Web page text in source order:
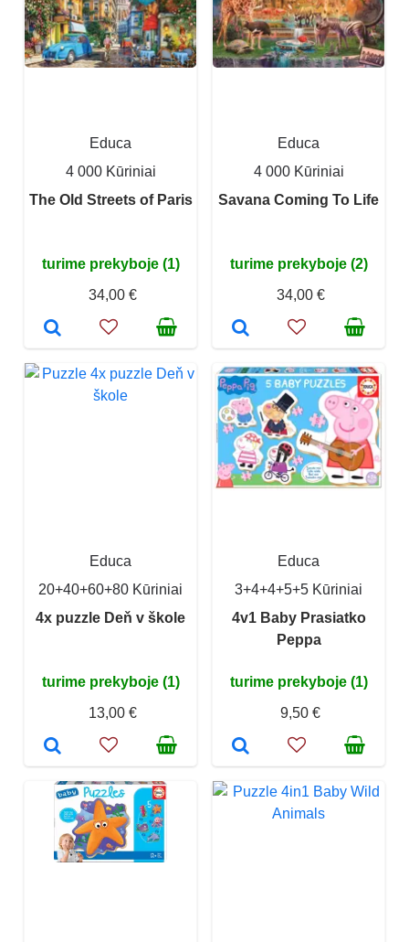
Educa
4 000 Kūriniai
The Old Streets of Paris
turime prekyboje (1)
34,00 €
Educa
4 000 Kūriniai
Savana Coming To Life
turime prekyboje (2)
34,00 €
Educa
20+40+60+80 Kūriniai
4x puzzle Deň v škole
turime prekyboje (1)
13,00 €
Educa
3+4+4+5+5 Kūriniai
4v1 Baby Prasiatko
Peppa
turime prekyboje (1)
9,50 €